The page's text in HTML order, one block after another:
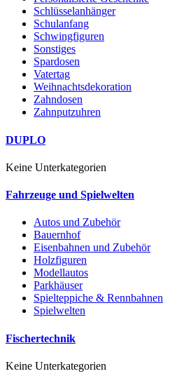
Schlüsselanhänger
Schulanfang
Schwingfiguren
Sonstiges
Spardosen
Vatertag
Weihnachtsdekoration
Zahndosen
Zahnputzuhren
DUPLO
Keine Unterkategorien
Fahrzeuge und Spielwelten
Autos und Zubehör
Bauernhof
Eisenbahnen und Zubehör
Holzfiguren
Modellautos
Parkhäuser
Spielteppiche & Rennbahnen
Spielwelten
Fischertechnik
Keine Unterkategorien